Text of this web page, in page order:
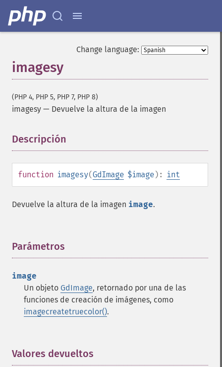
Change language:
imagesy
(PHP 4, PHP 5, PHP 7, PHP 8)
imagesy — Devuelve la altura de la imagen
Descripción
function imagesy(GdImage $image): int
Devuelve la altura de la imagen image.
Parámetros
image
Un objeto GdImage, retornado por una de las
funciones de creación de imágenes, como
imagecreatetruecolor().
Valores devueltos